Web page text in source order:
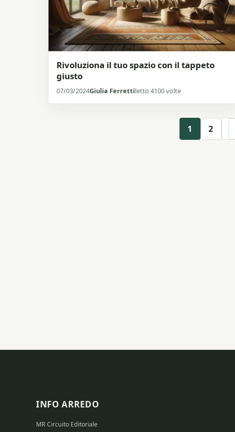
Rivoluziona il tuo spazio con il tappeto
giusto
07/03/2024Giulia Ferrettiletto 4100 volte
1 2
INFO ARREDO
MR Circuito Editoriale